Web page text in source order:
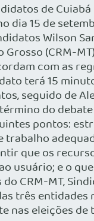
de
dia 15 de
Wilson
(CRM-
com as
terá 15
seguido de
do
pontos:
que os
usuário; e o
CRM-MT,
três
nas eleições